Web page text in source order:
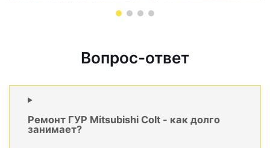
Вопрос-ответ
Ремонт ГУР Mitsubishi Colt - как долго
занимает?